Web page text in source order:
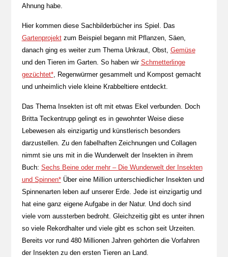
Ahnung habe.
Hier kommen diese Sachbilderbücher ins Spiel. Das
Gartenprojektzum Beispiel begann mit Pflanzen, Säen,
danach ging es weiter zum Thema Unkraut, Obst, Gemüse
und den Tieren im Garten. So haben wir Schmetterlinge
gezüchtet*, Regenwürmer gesammelt und Kompost gemacht
und unheimlich viele kleine Krabbeltiere entdeckt.
Das Thema Insekten ist oft mit etwas Ekel verbunden. Doch
Britta Teckentrupp gelingt es in gewohnter Weise diese
Lebewesen als einzigartig und künstlerisch besonders
darzustellen. Zu den fabelhaften Zeichnungen und Collagen
nimmt sie uns mit in die Wunderwelt der Insekten in ihrem
Buch: Sechs Beine oder mehr – Die Wunderwelt der Insekten
und Spinnen*Über eine Million unterschiedlicher Insekten und
Spinnenarten leben auf unserer Erde. Jede ist einzigartig und
hat eine ganz eigene Aufgabe in der Natur. Und doch sind
viele vom aussterben bedroht. Gleichzeitig gibt es unter ihnen
so viele Rekordhalter und viele gibt es schon seit Urzeiten.
Bereits vor rund 480 Millionen Jahren gehörten die Vorfahren
der Insekten zu den ersten Tieren an Land.